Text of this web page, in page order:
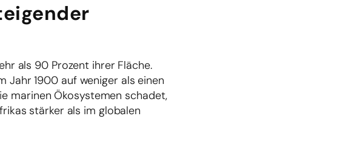
als 90 Prozent ihrer Fläche.
Jahr 1900 auf weniger als einen
marinen Ökosystemen schadet,
stärker als im globalen